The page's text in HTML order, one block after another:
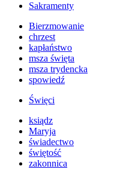
Sakramenty
Bierzmowanie
chrzest
kapłaństwo
msza święta
msza trydencka
spowiedź
Święci
ksiądz
Maryja
świadectwo
świętość
zakonnica